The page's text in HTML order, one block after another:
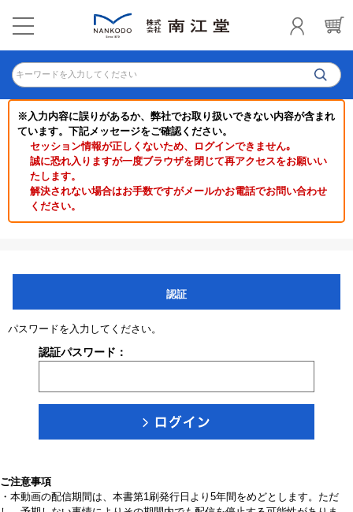
キーワードを入力してください
※入力内容に誤りがあるか、弊社でお取り扱いできない内容が含まれ
ています。下記メッセージをご確認ください。
セッション情報が正しくないため、ログインできません｡
誠に恐れ入りますが一度ブラウザを閉じて再アクセスをお願いい
たします。
解決されない場合はお手数ですがメールかお電話でお問い合わせ
ください。
認証
パスワードを入力してください。
認証パスワード：
ご注意事項
・本動画の配信期間は、本書第1刷発行日より5年間をめどとします。ただ